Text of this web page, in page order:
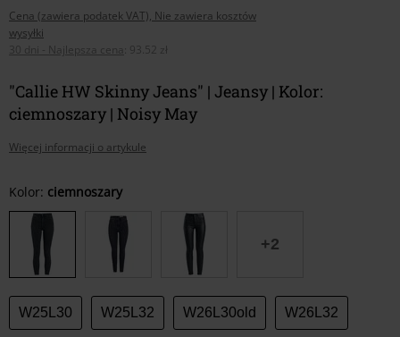
Cena (zawiera podatek VAT), Nie zawiera kosztów
wysyłki
30 dni - Najlepsza cena
93.52 zł
"Callie HW Skinny Jeans" | Jeansy | Kolor:
ciemnoszary | Noisy May
Więcej informacji o artykule
Wybierz
swój
rozmiar
Kolor: ciemnoszary
+2
W25L30 W25L32 W26L30old W26L32